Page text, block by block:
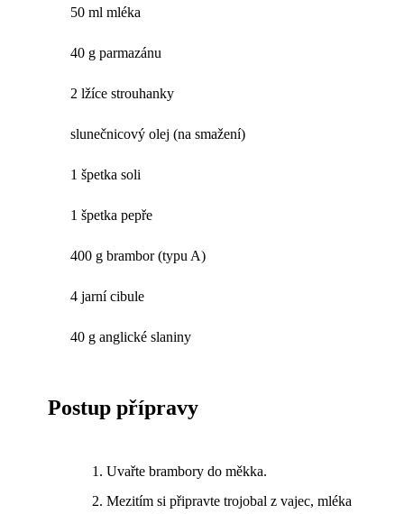
50 ml mléka
40 g parmazánu
2 lžíce strouhanky
slunečnicový olej (na smažení)
1 špetka soli
1 špetka pepře
400 g brambor (typu A)
4 jarní cibule
40 g anglické slaniny
Postup přípravy
Uvařte brambory do měkka.
Mezitím si připravte trojobal z vajec, mléka